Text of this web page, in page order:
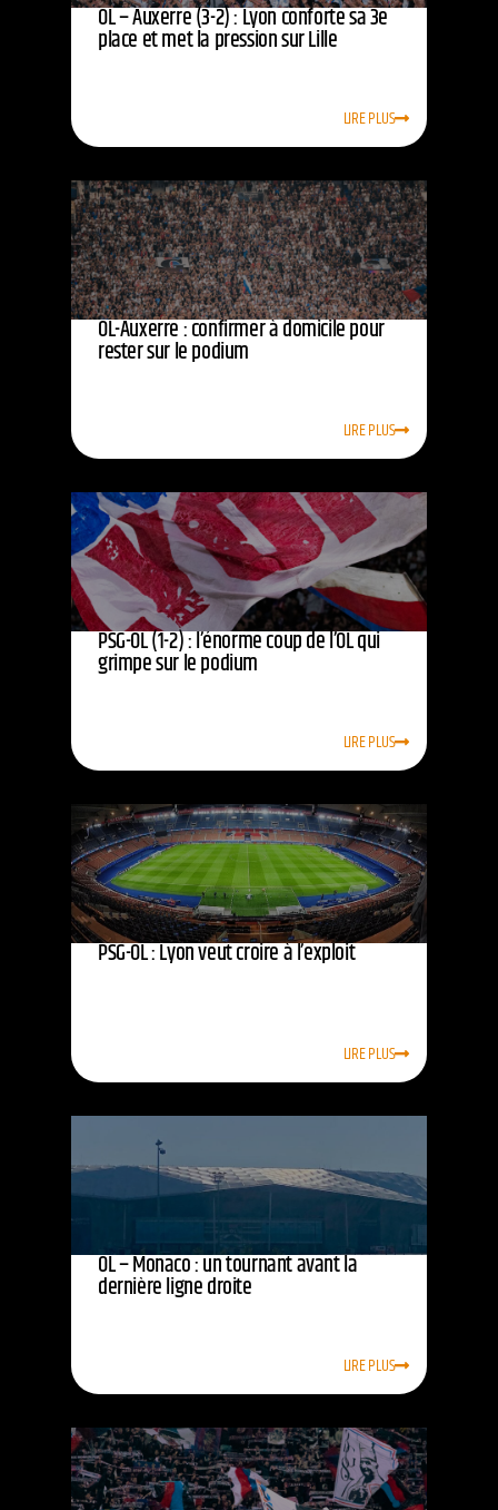
OL – Auxerre (3-2) : Lyon conforte sa 3e
place et met la pression sur Lille
LIRE PLUS
OL-Auxerre : confirmer à domicile pour
rester sur le podium
LIRE PLUS
PSG-OL (1-2) : l’énorme coup de l’OL qui
grimpe sur le podium
LIRE PLUS
PSG-OL : Lyon veut croire à l’exploit
LIRE PLUS
OL – Monaco : un tournant avant la
dernière ligne droite
LIRE PLUS